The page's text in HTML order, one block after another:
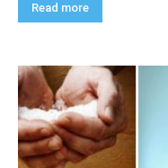
Read more